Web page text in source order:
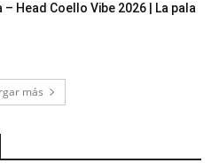
– Head Coello Vibe 2026 | La pala
más